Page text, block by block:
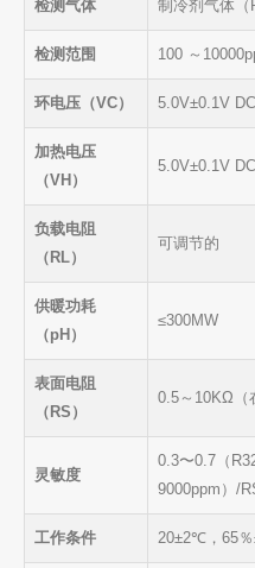
检测气体 制冷剂气体（
检测范围 100 ～
环电压（VC） 5.0V±0.1V DC
加热电压
（VH）
5.0V±0.1V DC
负载电阻
（RL）
可调节的
供暖功耗
（pH）
≤300MW
表面电阻
（RS）
0.5～10KΩ（
灵敏度
0.3〜0.7（
9000ppm）/
工作条件 20±2℃，65％